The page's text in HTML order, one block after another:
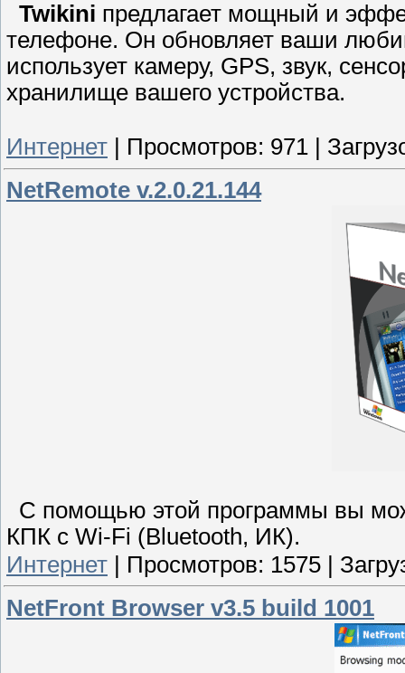
Twikini предлагает мощный и
телефоне. Он обновляет ваши
использует камеру, GPS, звук,
хранилище вашего устройства.
Интернет Просмотров: 971
NetRemote v.2.0.21.144
С помощью этой программы вы
КПК с Wi-Fi (Bluetooth, ИК).
Интернет
Просмотров: 1575
NetFront Browser v3.5 build 1001